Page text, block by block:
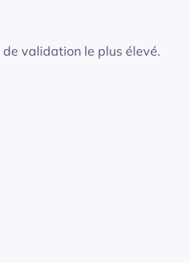
validation le plus élevé.